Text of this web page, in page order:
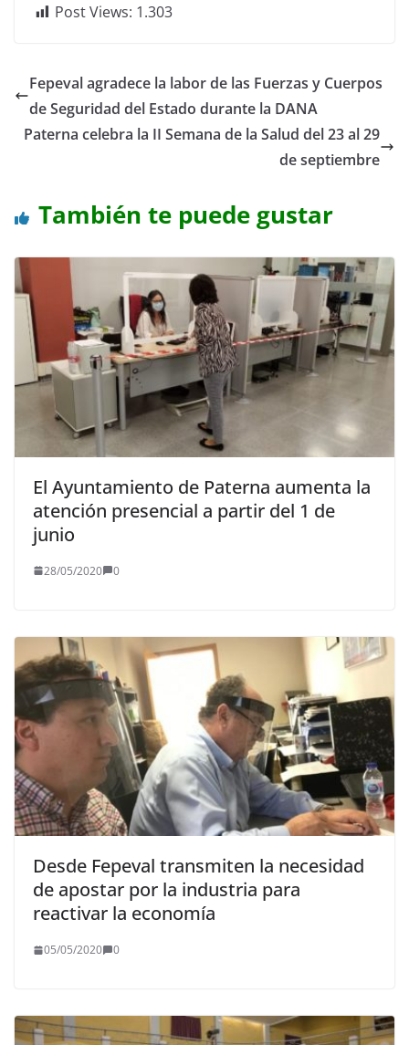
Post Views: 1.303
Fepeval agradece la labor de las Fuerzas y Cuerpos
de Seguridad del Estado durante la DANA
Paterna celebra la II Semana de la Salud del 23 al 29
de septiembre
También te puede gustar
El Ayuntamiento de Paterna aumenta la
atención presencial a partir del 1 de
junio
28/05/2020 0
Desde Fepeval transmiten la necesidad
de apostar por la industria para
reactivar la economía
05/05/2020 0